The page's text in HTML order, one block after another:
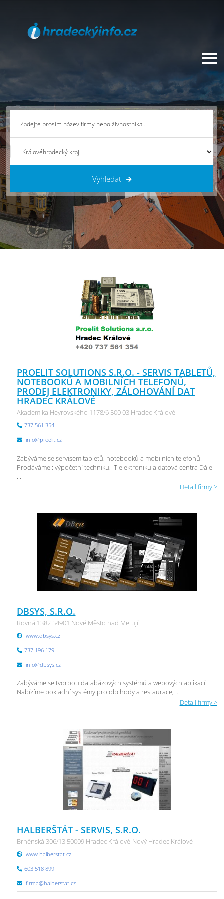
Vyhledat
PROELIT SOLUTIONS S.R.O. - SERVIS TABLETŮ,
NOTEBOOKŮ A MOBILNÍCH TELEFONŮ,
PRODEJ ELEKTRONIKY, ZÁLOHOVÁNÍ DAT
HRADEC KRÁLOVÉ
Akademika Heyrovského 1178/6 500 03 Hradec Králové
737 561 354
info@proelit.cz
Zabýváme se servisem tabletů, notebooků a mobilních telefonů.
Prodáváme : výpočetní techniku, IT elektroniku a datová centra Dále
...
Detail firmy >
DBSYS, S.R.O.
Rovná 1382 54901 Nové Město nad Metují
www.dbsys.cz
737 196 179
info@dbsys.cz
Zabýváme se tvorbou databázových systémů a webových aplikací.
Nabízíme pokladní systémy pro obchody a restaurace, ...
Detail firmy >
HALBERŠTÁT - SERVIS, S.R.O.
Brněnská 306/13 50009 Hradec Králové-Nový Hradec Králové
www.halberstat.cz
603 518 899
firma@halberstat.cz